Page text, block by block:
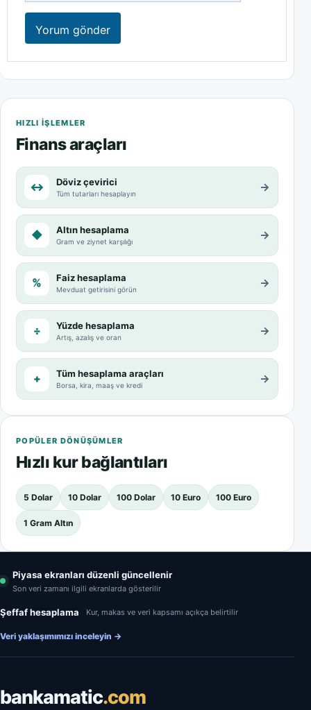
HIZLI IŞLEMLER
Finans araçları
↔ Döviz çevirici
Tüm tutarları hesaplayın →
◆ Altın hesaplama
Gram ve ziynet karşılığı →
% Faiz hesaplama
Mevduat getirisini görün →
÷ Yüzde hesaplama
Artış, azalış ve oran →
+ Tüm hesaplama araçları
Borsa, kira, maaş ve kredi →
POPÜLER DÖNÜŞÜMLER
Hızlı kur bağlantıları
5 Dolar 10 Dolar 100 Dolar 10 Euro 100 Euro
1 Gram Altın
Piyasa ekranları düzenli güncellenir
Son veri zamanı ilgili ekranlarda gösterilir
Şeffaf hesaplama Kur, makas ve veri kapsamı açıkça belirtilir
Veri yaklaşımımızı inceleyin →
bankamatic.com